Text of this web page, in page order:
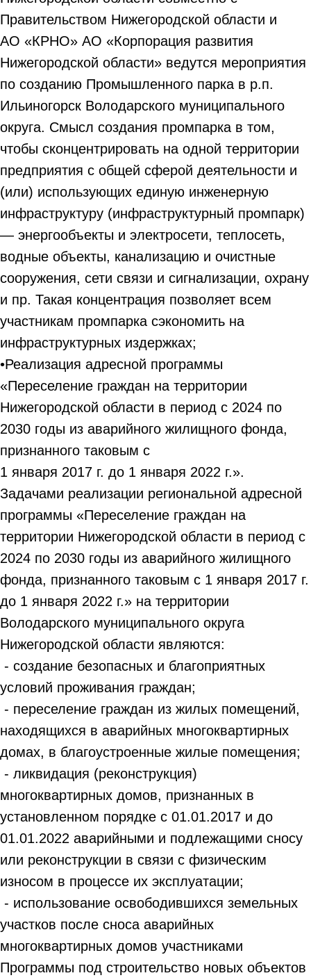
Правительством Нижегородской области и
АО «КРНО» АО «Корпорация развития
Нижегородской области» ведутся мероприятия
по созданию Промышленного парка в р.п.
Ильиногорск Володарского муниципального
округа. Смысл создания промпарка в том,
чтобы сконцентрировать на одной территории
предприятия с общей сферой деятельности и
(или) использующих единую инженерную
инфраструктуру (инфраструктурный промпарк)
— энергообъекты и электросети, теплосеть,
водные объекты, канализацию и очистные
сооружения, сети связи и сигнализации, охрану
и пр. Такая концентрация позволяет всем
участникам промпарка сэкономить на
инфраструктурных издержках;
•Реализация адресной программы
«Переселение граждан на территории
Нижегородской области в период с 2024 по
2030 годы из аварийного жилищного фонда,
признанного таковым с
1 января 2017 г. до 1 января 2022 г.».
Задачами реализации региональной адресной
программы «Переселение граждан на
территории Нижегородской области в период с
2024 по 2030 годы из аварийного жилищного
фонда, признанного таковым с 1 января 2017 г.
до 1 января 2022 г.» на территории
Володарского муниципального округа
Нижегородской области являются:
- создание безопасных и благоприятных
условий проживания граждан;
- переселение граждан из жилых помещений,
находящихся в аварийных многоквартирных
домах, в благоустроенные жилые помещения;
- ликвидация (реконструкция)
многоквартирных домов, признанных в
установленном порядке с 01.01.2017 и до
01.01.2022 аварийными и подлежащими сносу
или реконструкции в связи с физическим
износом в процессе их эксплуатации;
- использование освободившихся земельных
участков после сноса аварийных
многоквартирных домов участниками
Программы под строительство новых объектов